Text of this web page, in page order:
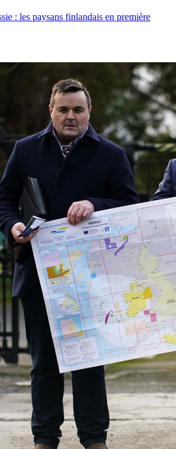
: les paysans finlandais en première